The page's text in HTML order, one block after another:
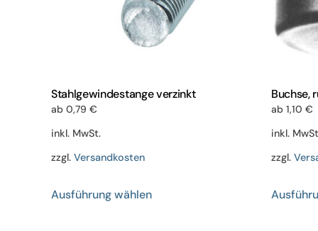
Produktseite
gewählt
werden
Stahlgewindestange verzinkt
ab 0,79 €
inkl. MwSt.
zzgl. Versandkosten
Ausführung wählenProdukt
Buchse,
ab 1,10 €
inkl.
zzgl.